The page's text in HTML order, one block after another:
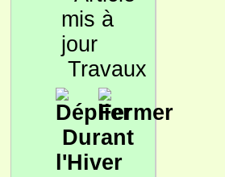
Travaux
Durant
l'Hiver